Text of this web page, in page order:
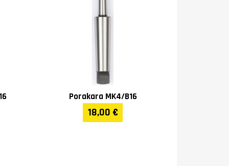
Porakara MK4/B16
18,00 €